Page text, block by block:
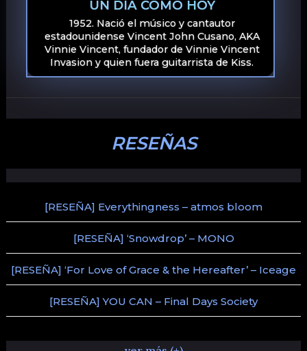
UN DÍA COMO HOY
1952. Nació el músico y cantautor
estadounidense Vincent John Cusano, AKA
Vinnie Vincent, fundador de Vinnie Vincent
Invasion y quien fuera guitarrista de Kiss.
RESEÑAS
[RESEÑA] Everythingness – atmos bloom
[RESEÑA] ‘Snowdrop’ – MONO
[RESEÑA] ‘For Love of Grace & the Hereafter’ – Iceage
[RESEÑA] YOU CAN – Final Days Society